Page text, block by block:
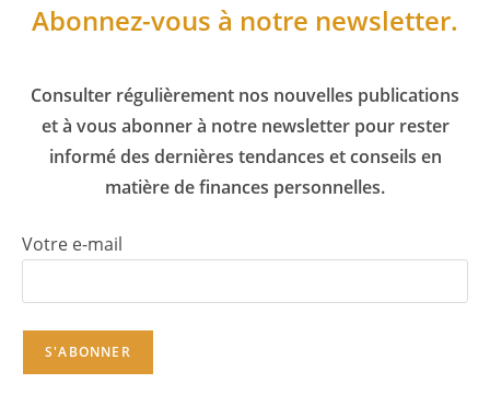
Abonnez-vous à notre newsletter.
Consulter régulièrement nos nouvelles publications
et à vous abonner à notre newsletter pour rester
informé des dernières tendances et conseils en
matière de finances personnelles.
Votre e-mail